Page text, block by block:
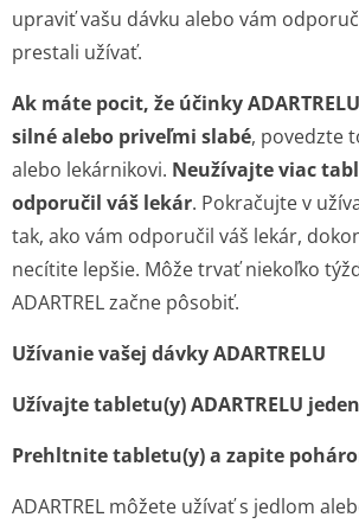
upraviť vašu dávku alebo vám
prestali užívať.
Ak máte pocit, že účinky
silné alebo priveľmi slabé, povedzte
alebo lekárnikovi. Neužívajte viac
odporučil váš lekár. Pokračujte v
tak, ako vám odporučil váš lekár,
necítite lepšie. Môže trvať niekoľko
ADARTREL začne pôsobiť.
Užívanie vašej dávky ADARTRELU
Užívajte tabletu(y) ADARTRELU
Prehltnite tabletu(y) a zapite
ADARTREL môžete užívať s jedlom